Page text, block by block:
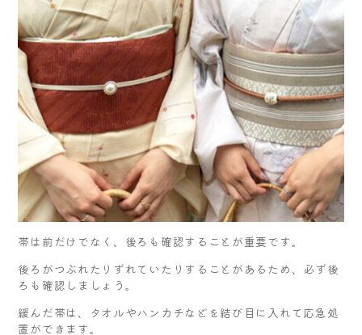
帯は前だけでなく、後ろも確認することが重要です。
後ろがつぶれたりずれていたりすることがあるため、必ず後
ろも確認しましょう。
緩んだ帯は、タオルやハンカチなどを結び目に入れて応急処
置ができます。